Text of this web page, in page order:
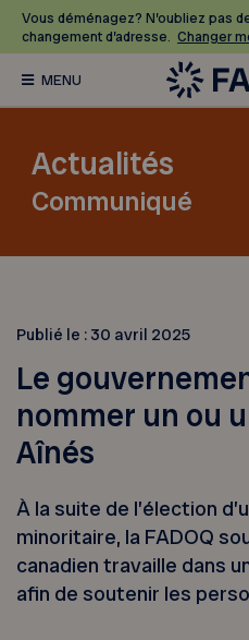
Vous déménagez? N’oubliez pas
changement d’adresse. Changer
Actualités
Communiqué
Publié le : 30 avril 2025
Le
nommer un ou
Aînés
À la suite de l’élection
minoritaire, la FADOQ
canadien travaille dans
afin de soutenir les